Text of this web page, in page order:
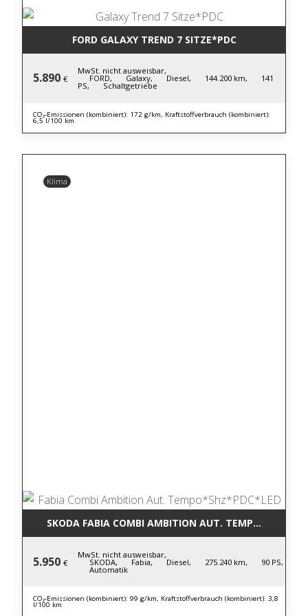
FORD GALAXY TREND 7 SITZE*PDC
5.890 €
MwSt. nicht ausweisbar,
FORD, Galaxy, Diesel, 144.200 km, 141
PS, Schaltgetriebe
CO₂-Emissionen (kombiniert): 172 g/km, Kraftstoffverbrauch (kombiniert):
6,5 l/100 km
Klima
SKODA FABIA COMBI AMBITION AUT.
5.950 €
MwSt. nicht ausweisbar,
SKODA, Fabia, Diesel, 275.240 km, 90 PS,
Automatik
CO₂-Emissionen (kombiniert): 99 g/km, Kraftstoffverbrauch (kombiniert): 3,8
l/100 km